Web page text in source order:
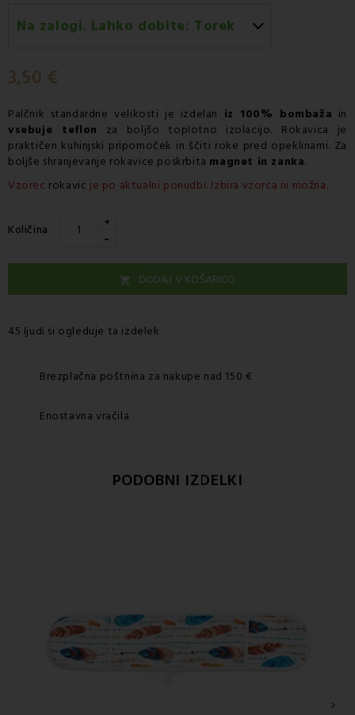
Na zalogi. Lahko dobite: Torek
3,50 €
Palčnik standardne velikosti je izdelan iz 100% bombaža in
vsebuje teflon za boljšo toplotno izolacijo. Rokavica je
praktičen kuhinjski pripomoček in ščiti roke pred opeklinami. Za
boljše shranjevanje rokavice poskrbita magnet in zanka.
Vzorec rokavic je po aktualni ponudbi. Izbira vzorca ni možna.
Količina +
-
 DODAJ V KOŠARICO
45 ljudi si ogleduje ta izdelek
Brezplačna poštnina za nakupe nad 150 €
Enostavna vračila
PODOBNI IZDELKI
›